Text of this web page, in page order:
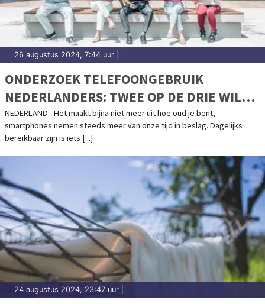
26 augustus 2024, 7:44 uur
ONDERZOEK TELEFOONGEBRUIK
NEDERLANDERS: TWEE OP DE DRIE WIL
ALTIJD BEREIKBAAR ZIJN
NEDERLAND - Het maakt bijna niet meer uit hoe oud je bent,
smartphones nemen steeds meer van onze tijd in beslag. Dagelijks
bereikbaar zijn is iets [...]
24 augustus 2024, 23:47 uur